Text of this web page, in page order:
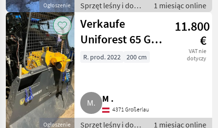
Ogłoszenie
Sprzęt leśny i do
obróbki drewna /
Wciągarki linowe
1 miesiąc online
Ogłoszenie
Verkaufe
Uniforest 65 G
Seilwinde
11.800
€
VAT nie
dotyczy
R. prod. 2022 200 cm
M .
4371 Großerlau
Sprzęt leśny i do
1 miesiąc online